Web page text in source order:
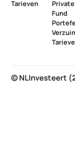
Tarieven
Fund
© NLInvesteert